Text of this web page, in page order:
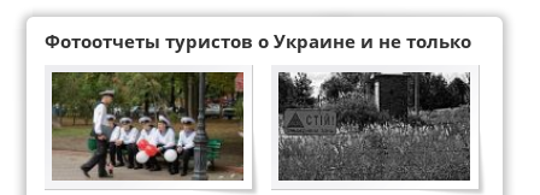
Фотоотчеты туристов о Украине и не только